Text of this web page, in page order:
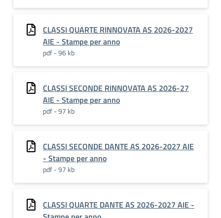
CLASSI QUARTE RINNOVATA AS 2026-2027
AIE - Stampe per anno
pdf - 96 kb
CLASSI SECONDE RINNOVATA AS 2026-27
AIE - Stampe per anno
pdf - 97 kb
CLASSI SECONDE DANTE AS 2026-2027 AIE
- Stampe per anno
pdf - 97 kb
CLASSI QUARTE DANTE AS 2026-2027 AIE -